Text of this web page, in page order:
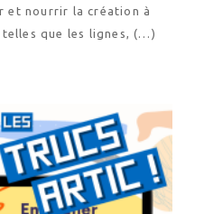
et nourrir la création à
que les lignes, (…)